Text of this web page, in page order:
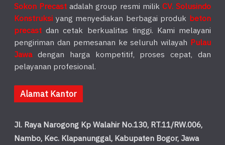
Sokon Precast adalah group resmi milik CV. Solusindo
Konstruksi yang menyediakan berbagai produk beton
precast dan cetak berkualitas tinggi. Kami melayani
pengiriman dan pemesanan ke seluruh wilayah Pulau
Jawadengan harga kompetitif, proses cepat, dan
pelayanan profesional.
Alamat Kantor
Jl. Raya Narogong Kp Walahir No.130, RT.11/RW.006,
Nambo, Kec. Klapanunggal, Kabupaten Bogor, Jawa